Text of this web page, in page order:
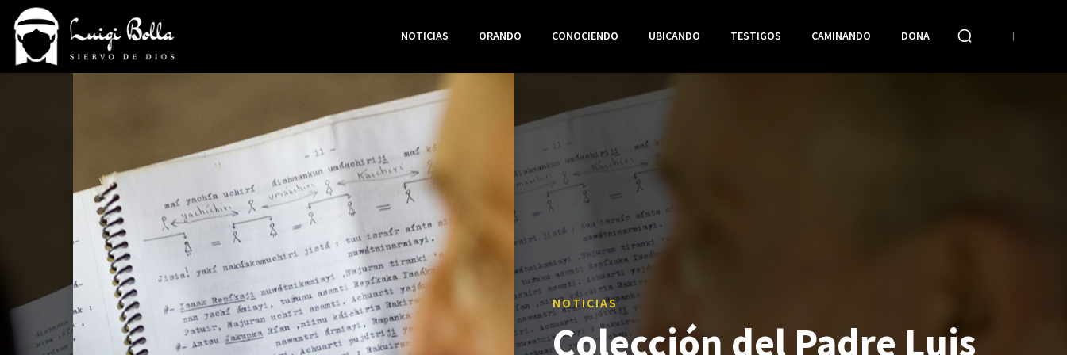
NOTICIAS ORANDO CONOCIENDO UBICANDO TESTIGOS CAMINANDO DONA
NOTICIAS
Colección del Padre Luis